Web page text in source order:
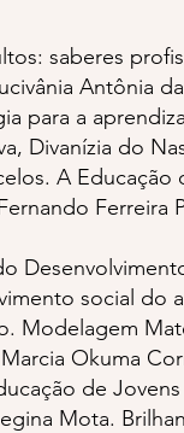
saberes
Antônia
para a
Divanízia do
A
Ferreira
social do
Modelagem
Okuma
de
Mota.